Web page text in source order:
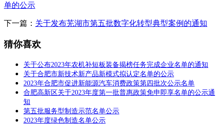
单的公示
下一篇： 关于发布芜湖市第五批数字化转型典型案例的通知
猜你喜欢
关于公布2023年农机补短板装备揭榜任务完成企业名单的通知
关于合肥市新技术新产品新模式拟认定名单的公示
2023年合肥市促进新能源汽车消费政策第四批次公示名单
合肥高新区关于2023年度第一批普惠政策免申即享名单的公示通
知
第五批服务型制造示范名单公示
2023年度绿色制造名单公示